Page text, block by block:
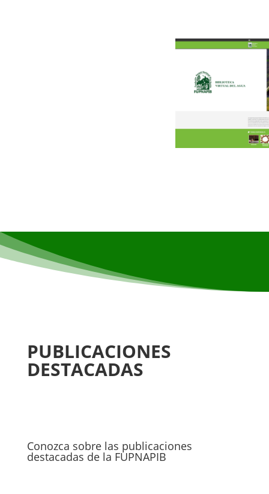
PUBLICACIONES
DESTACADAS
Conozca sobre las publicaciones
destacadas de la FUPNAPIB